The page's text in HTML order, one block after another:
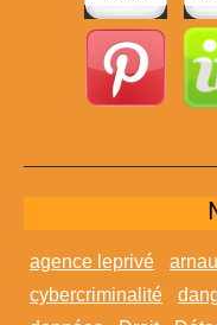
agence leprivé
cybercriminalité